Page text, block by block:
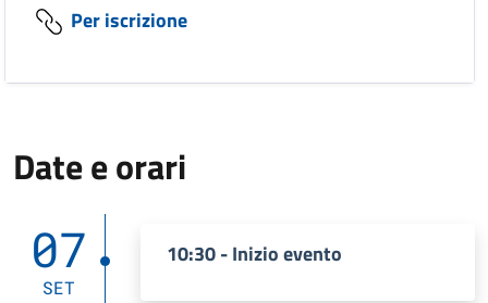
Per iscrizione
Date e orari
07
SET
10:30 - Inizio evento